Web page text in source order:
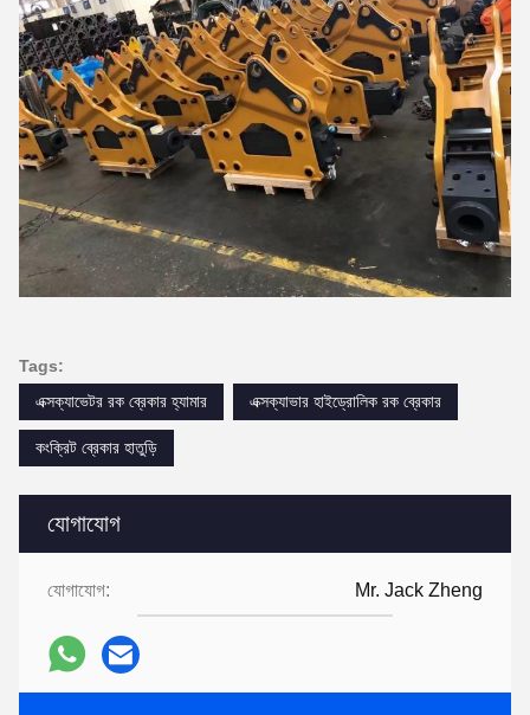
যোগাযোগ
যোগাযোগ: Mr. Jack Zheng
Tags:
এক্সক্যাভেটর রক ব্রেকার হ্যামার
এক্সক্যাভার হাইড্রোলিক রক ব্রেকার
কংক্রিট ব্রেকার হাতুড়ি